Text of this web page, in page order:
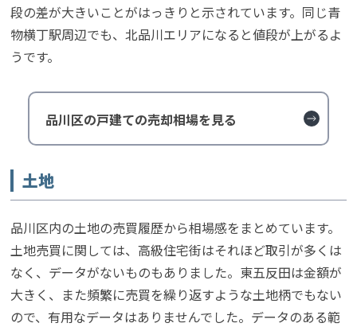
段の差が大きいことがはっきりと示されています。同じ青
物横丁駅周辺でも、北品川エリアになると値段が上がるよ
うです。
品川区の戸建ての売却相場を見る
土地
品川区内の土地の売買履歴から相場感をまとめています。
土地売買に関しては、高級住宅街はそれほど取引が多くは
なく、データがないものもありました。東五反田は金額が
大きく、また頻繁に売買を繰り返すような土地柄でもない
ので、有用なデータはありませんでした。データのある範